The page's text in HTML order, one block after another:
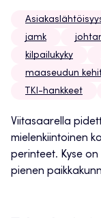
jamk
kilpailukyky
maaseudun
TKI-hankkeet
Viitasaarella
mielenkiintoinen
perinteet. Kyse
pienen